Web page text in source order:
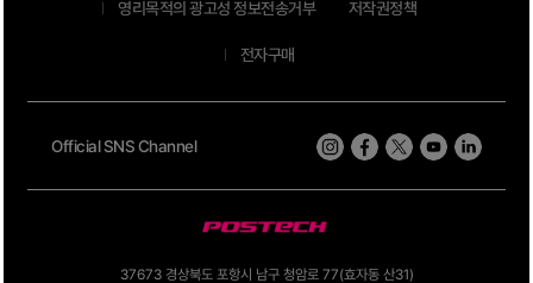
37673 경상북도 포항시 남구 청암로 77(효자동 산31)
Official SNS Channel
영리목적의 광고성 정보전송거부 저작권정책
전자구매